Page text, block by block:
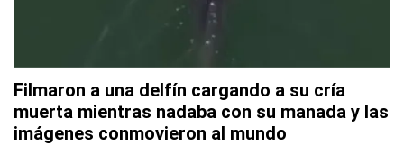
Filmaron a una delfín cargando a su cría
muerta mientras nadaba con su manada y las
imágenes conmovieron al mundo